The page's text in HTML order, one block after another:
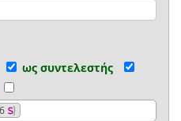
ως συντελεστής